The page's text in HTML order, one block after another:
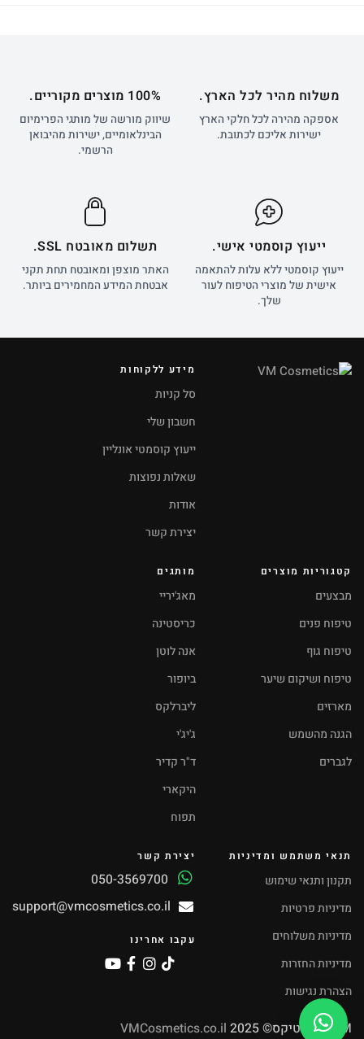
משלוח מהיר לכל הארץ.
אספקה מהירה לכל חלקי הארץ
ישירות אליכם לכתובת.
100% מוצרים מקוריים.
שיווק מורשה של מותגי הפרימיום
הבינלאומיים, ישירות מהיבואן
הרשמי.
ייעוץ קוסמטי אישי.
ייעוץ קוסמטי ללא עלות להתאמה
אישית של מוצרי הטיפוח לעור
שלך.
תשלום מאובטח SSL.
האתר מוצפן ומאובטח תחת תקני
אבטחת המידע המחמירים ביותר.
מידע ללקוחות
סל קניות
חשבון שלי
ייעוץ קוסמטי אונליין
שאלות נפוצות
אודות
יצירת קשר
קטגוריות מוצרים
מבצעים
טיפוח פנים
טיפוח גוף
טיפוח ושיקום שיער
מארזים
הגנה מהשמש
לגברים
מותגים
מאג'יריי
כריסטינה
אנה לוטן
ביופור
ליברלקס
ג'יג'י
ד"ר קדיר
היקארי
תפוח
תנאי משתמש ומדיניות
תקנון ותנאי שימוש
מדיניות פרטיות
מדיניות משלוחים
מדיניות החזרות
הצהרת נגישות
יצירת קשר
support@vmcosmetics.co.il
עקבו אחרינו
VM קוסמטיקס© 2025
VMCosmetics.co.il